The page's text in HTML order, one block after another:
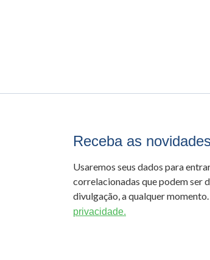
Receba as
Usaremos seus dados para
correlacionadas que podem ser
divulgação, a qualquer
privacidade.